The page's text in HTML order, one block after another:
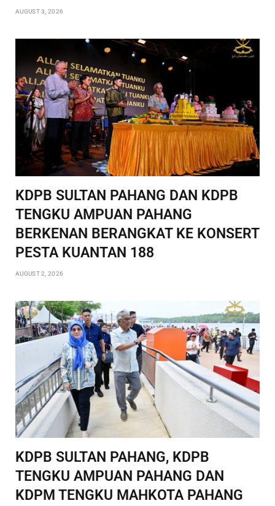
AUGUST 3, 2026
KDPB SULTAN PAHANG DAN KDPB
TENGKU AMPUAN PAHANG
BERKENAN BERANGKAT KE KONSERT
PESTA KUANTAN 188
AUGUST 2, 2026
KDPB SULTAN PAHANG, KDPB
TENGKU AMPUAN PAHANG DAN
KDPM TENGKU MAHKOTA PAHANG